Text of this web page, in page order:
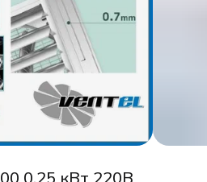
0.25 кВт 220В